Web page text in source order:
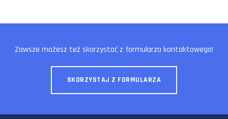
Zawsze możesz też skorzystać z formularza kontaktowego!
SKORZYSTAJ Z FORMULARZA